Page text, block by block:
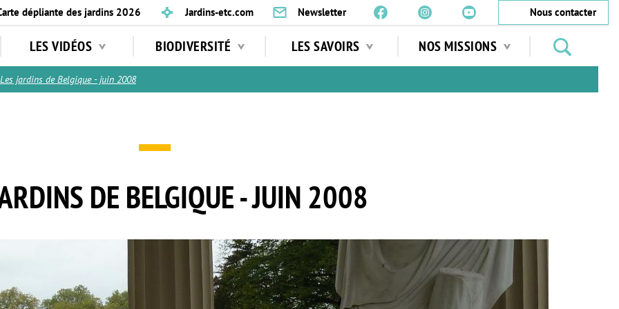
dépliante des jardins 2026 Jardins-etc.com Newsletter
Nous contacter
LES VIDÉOS BIODIVERSITÉ LES SAVOIRS NOS MISSIONS
jardins
Les jardins de Belgique - juin 2008
DE BELGIQUE - JUIN 2008